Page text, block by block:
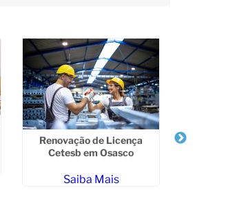
Renovação de Licença
Cetesb em Osasco
Saiba Mais